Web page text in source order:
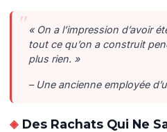
« On a l’impression d’avoir
tout ce qu’on a construit
plus rien. »
– Une ancienne employée
Des Rachats Qui Ne